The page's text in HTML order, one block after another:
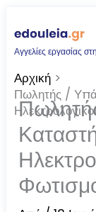
στο
περιεχόμενο
Αγγελίες εργασίας
Αρχική
Πωλητής /